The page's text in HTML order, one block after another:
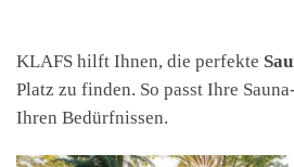
KLAFS hilft Ihnen, die perfekte
Platz zu finden. So passt Ihre
Ihren Bedürfnissen.